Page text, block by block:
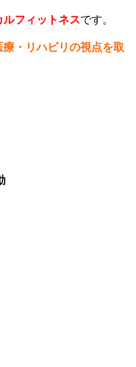
ルフィットネスです。
療・リハビリの視点を取